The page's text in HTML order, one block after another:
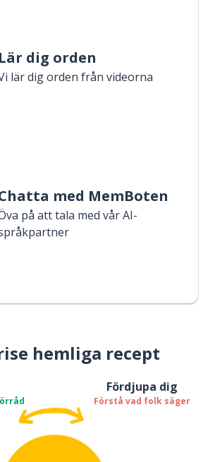
Lär dig orden
lär dig orden från videorna
med MemBoten
på att tala med vår AI-
hemliga recept
Fördjupa dig
Förstå vad folk säger